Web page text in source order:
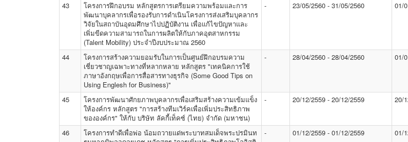
43
โครงการฝึกอบรม หลักสูตรการเตรียมความพร้อมและการ
พัฒนาบุคลากรเพื่อรองรับการดำเนินโครงการส่งเสริมบุคลากร
วิจัยในสถาบันอุดมศึกษาไปปฏิบัติงาน เพื่อแก้ไขปัญหาและ
เพิ่มขีดความสามารถในการผลิตให้กับภาคอุตสาหกรรม
(Talent Mobility) ประจำปีงบประมาณ 2560
- 23/05/2560 - 31/05/2560 01/
44
โครงการสร้างความยอมรับในการเป็นศูนย์ฝึกอบรมความ
เชี่ยวชาญเฉพาะทางที่หลากหลาย หลักสูตร "เทคนิคการใช้
ภาษาอังกฤษเพื่อการสื่อสารทางธุรกิจ (Some Good Tips on
Using Englesh for Business)"
- 28/04/2560 - 28/04/2560 01/
45
โครงการพัฒนาศักยภาพบุคลากรเพื่อเสริมสร้างความเข้มแข็ง
ให้องค์กร หลักสูตร "การสร้างทีมเวิร์คเพื่อเพิ่มประสิทธิภาพ
ขององค์กร" ให้กับ บริษัท ลัคกี้เท็คซ์ (ไทย) จำกัด (มหาชน)
- 20/12/2559 - 20/12/2559 20/
46
โครงการทำดีเพื่อพ่อ น้อมถวายแด่พระบาทสมเด็จพระปรมินท
- 01/12/2559 - 01/12/2559 01/